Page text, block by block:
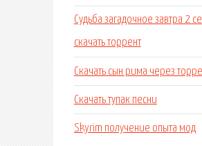
Судьба загадочное завтра 2
скачать торрент
Скачать сын рима через
Скачать тупак песни
Skyrim получение опыта мод